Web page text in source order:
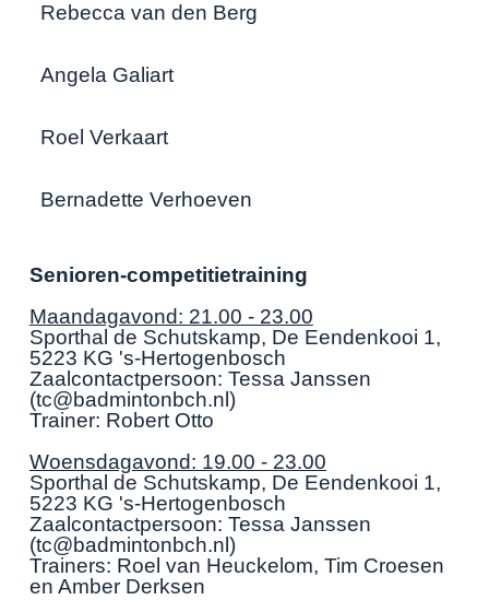
Rebecca van den Berg
Angela Galiart
Roel Verkaart
Bernadette Verhoeven
Senioren-competitietraining
Maandagavond: 21.00 - 23.00
Sporthal de Schutskamp, De Eendenkooi 1,
5223 KG 's-Hertogenbosch
Zaalcontactpersoon: Tessa Janssen
(tc@badmintonbch.nl)
Trainer: Robert Otto
Woensdagavond: 19.00 - 23.00
Sporthal de Schutskamp, De Eendenkooi 1,
5223 KG 's-Hertogenbosch
Zaalcontactpersoon: Tessa Janssen
(tc@badmintonbch.nl)
Trainers: Roel van Heuckelom, Tim Croesen
en Amber Derksen